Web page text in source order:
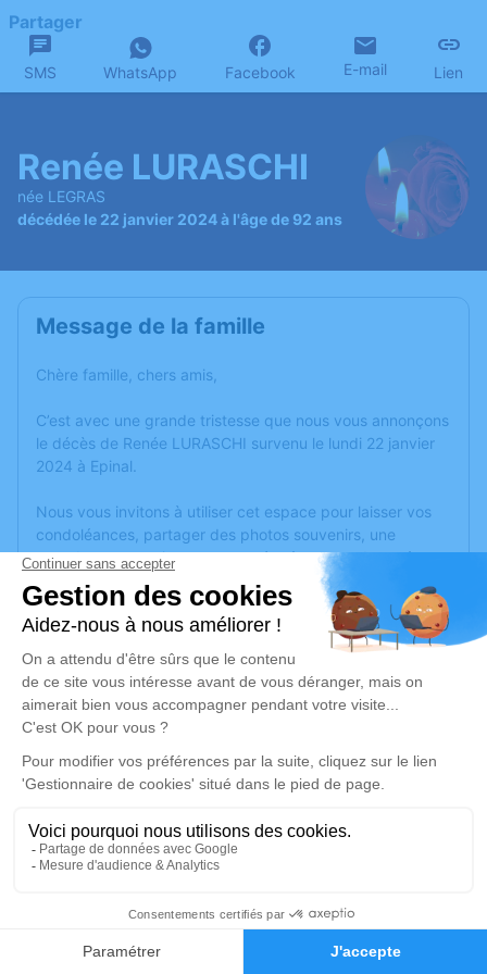
Faire-part Hommages
Partager
SMS WhatsApp Facebook E-mail Lien
Renée LURASCHI
née LEGRAS
décédée le 22 janvier 2024 à l'âge de 92 ans
Message de la famille
Chère famille, chers amis,
C’est avec une grande tristesse que nous vous annonçons
le décès de Renée LURASCHI survenu le lundi 22 janvier
2024 à Epinal.
Nous vous invitons à utiliser cet espace pour laisser vos
condoléances, partager des photos souvenirs, une
anecdote ou exprimer vos pensées à travers des poèmes
ou des textes. Cet endroit est un lieu d'expression dédié à
honorer la mémoire de Renée LURASCHI.
Je rends hommage
Cérémonie religieuse
vendredi 26 janvier 2024 à 14h00
Église de Golbey
Déroulé des obsèques